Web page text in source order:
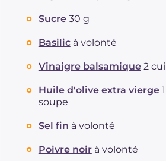
Sucre 30 g
Basilic à volonté
Vinaigre balsamique 2
Huile d'olive extra vierge
soupe
Sel fin à volonté
Poivre noir à volonté